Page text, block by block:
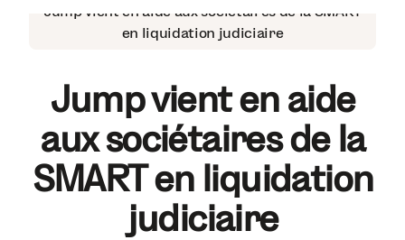
Jump vient en aide aux sociétaires de la SMART
en liquidation judiciaire
Jump vient en aide
aux sociétaires de la
SMART en liquidation
judiciaire